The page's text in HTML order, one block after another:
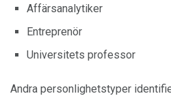
Affärsanalytiker
Entreprenör
Universitets professor
Andra personlighetstyper